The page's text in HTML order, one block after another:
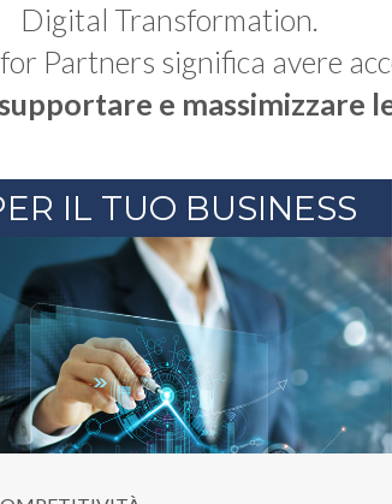
Digital Transformation.
Partners significa avere
e massimizzare
IL TUO BUSINESS